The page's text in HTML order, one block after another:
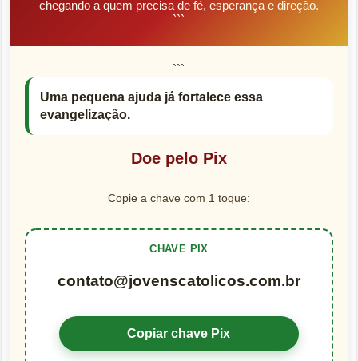
chegando a quem precisa de fé, esperança e direção.
```
```
Uma pequena ajuda já fortalece essa
evangelização.
Doe pelo Pix
Copie a chave com 1 toque:
CHAVE PIX
contato@jovenscatolicos.com.br
Copiar chave Pix